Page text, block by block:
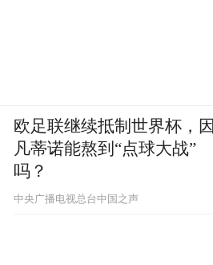
欧足联继续抵制世界杯，因
凡蒂诺能熬到“点球大战”
吗？
中央广播电视总台中国之声